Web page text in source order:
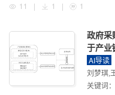
11
| 1 | 1
政府
于产业
AI导读
刘梦琪,
关键词：